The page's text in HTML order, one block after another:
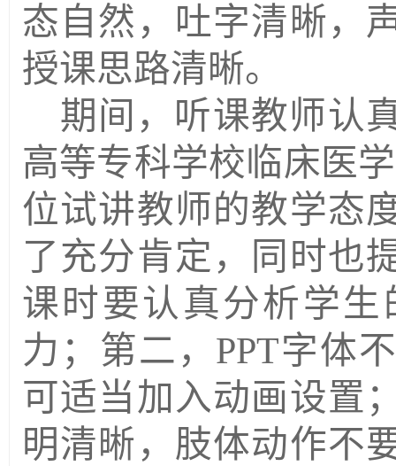
态自然，吐字清晰，
授课思路清晰。
期间，听课教师认
高等专科学校临床医
位试讲教师的教学态
了充分肯定，同时也
课时要认真分析学
力；第二，PPT字体
可适当加入动画设置
明清晰，肢体动作不